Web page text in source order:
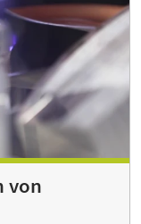
von